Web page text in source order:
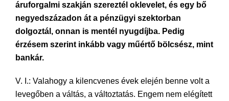
áruforgalmi szakján szereztél oklevelet, és egy bő
negyedszázadon át a pénzügyi szektorban
dolgoztál, onnan is mentél nyugdíjba. Pedig
érzésem szerint inkább vagy műértő bölcsész, mint
bankár.
V. I.: Valahogy a kilencvenes évek elején benne volt a
levegőben a váltás, a változtatás. Engem nem elégített